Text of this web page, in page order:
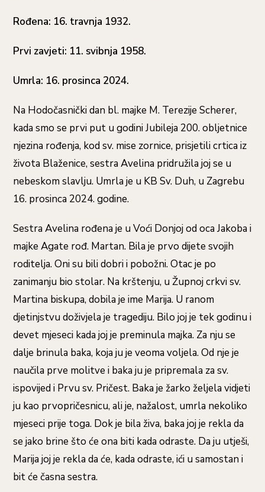
Rođena: 16. travnja 1932.
Prvi zavjeti: 11. svibnja 1958.
Umrla: 16. prosinca 2024.
Na Hodočasnički dan bl. majke M. Terezije Scherer,
kada smo se prvi put u godini Jubileja 200. obljetnice
njezina rođenja, kod sv. mise zornice, prisjetili crtica iz
života Blaženice, sestra Avelina pridružila joj se u
nebeskom slavlju. Umrla je u KB Sv. Duh, u Zagrebu
16. prosinca 2024. godine.
Sestra Avelina rođena je u Voći Donjoj od oca Jakoba i
majke Agate rođ. Martan. Bila je prvo dijete svojih
roditelja. Oni su bili dobri i pobožni. Otac je po
zanimanju bio stolar. Na krštenju, u Župnoj crkvi sv.
Martina biskupa, dobila je ime Marija. U ranom
djetinjstvu doživjela je tragediju. Bilo joj je tek godinu i
devet mjeseci kada joj je preminula majka. Za nju se
dalje brinula baka, koja ju je veoma voljela. Od nje je
naučila prve molitve i baka ju je pripremala za sv.
ispovijed i Prvu sv. Pričest. Baka je žarko željela vidjeti
ju kao prvopričesnicu, ali je, nažalost, umrla nekoliko
mjeseci prije toga. Dok je bila živa, baka joj je rekla da
se jako brine što će ona biti kada odraste. Da ju utješi,
Marija joj je rekla da će, kada odraste, ići u samostan i
bit će časna sestra.